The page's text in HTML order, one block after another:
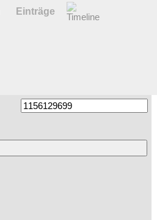
Einträge